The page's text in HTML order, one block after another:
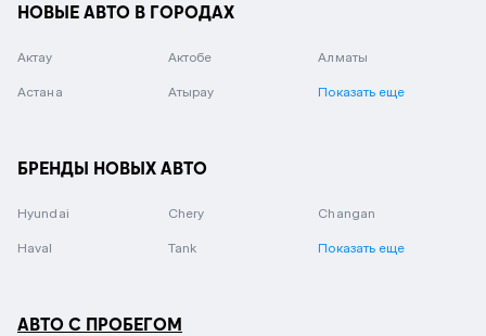
НОВЫЕ АВТО В ГОРОДАХ
Актау Актобе Алматы
Астана Атырау Показать еще
БРЕНДЫ НОВЫХ АВТО
Hyundai Chery Changan
Haval Tank Показать еще
АВТО С ПРОБЕГОМ